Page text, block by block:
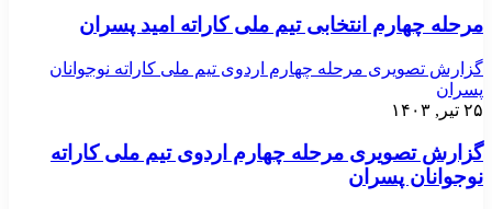
مرحله چهارم انتخابی تیم ملی کاراته امید پسران
گزارش تصویری مرحله چهارم اردوی تیم ملی کاراته نوجوانان
پسران
۲۵ تیر, ۱۴۰۳
گزارش تصویری مرحله چهارم اردوی تیم ملی کاراته
نوجوانان پسران